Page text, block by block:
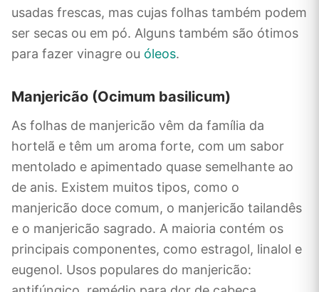
usadas frescas, mas cujas folhas também podem
ser secas ou em pó. Alguns também são ótimos
para fazer vinagre ou óleos.
Manjericão (Ocimum basilicum)
As folhas de manjericão vêm da família da
hortelã e têm um aroma forte, com um sabor
mentolado e apimentado quase semelhante ao
de anis. Existem muitos tipos, como o
manjericão doce comum, o manjericão tailandês
e o manjericão sagrado. A maioria contém os
principais componentes, como estragol, linalol e
eugenol. Usos populares do manjericão: